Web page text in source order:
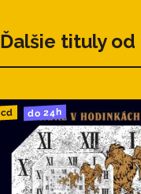
Ďalšie tituly od
cd do 24h